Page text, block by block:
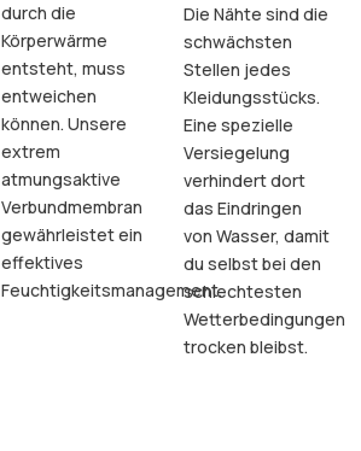
durch die
Körperwärme
entsteht, muss
entweichen
können. Unsere
extrem
atmungsaktive
Verbundmembran
gewährleistet ein
effektives
Feuchtigkeitsmanagement.
Die Nähte sind die
schwächsten
Stellen jedes
Kleidungsstücks.
Eine spezielle
Versiegelung
verhindert dort
das Eindringen
von Wasser, damit
du selbst bei den
schlechtesten
Wetterbedingungen
trocken bleibst.